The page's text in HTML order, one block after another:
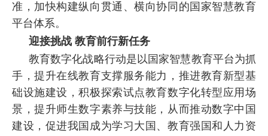
准，加快构建纵向贯通、横向协同的国家智慧教育
平台体系。
迎接挑战 教育前行新任务
教育数字化战略行动是以国家智慧教育平台为抓
手，提升在线教育支撑服务能力，推进教育新型基
础设施建设，积极探索试点教育数字化转型应用场
景，提升师生数字素养与技能，从而推动数字中国
建设，促进我国成为学习大国、教育强国和人力资